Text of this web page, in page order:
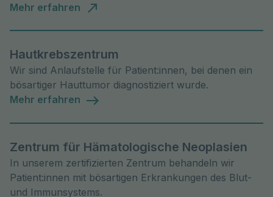
Mehr erfahren
Hautkrebszentrum
Wir sind Anlaufstelle für Patient:innen, bei denen ein
bösartiger Hauttumor diagnostiziert wurde.
Mehr erfahren
Zentrum für Hämatologische Neoplasien
In unserem zertifizierten Zentrum behandeln wir
Patient:innen mit bösartigen Erkrankungen des Blut-
und Immunsystems.